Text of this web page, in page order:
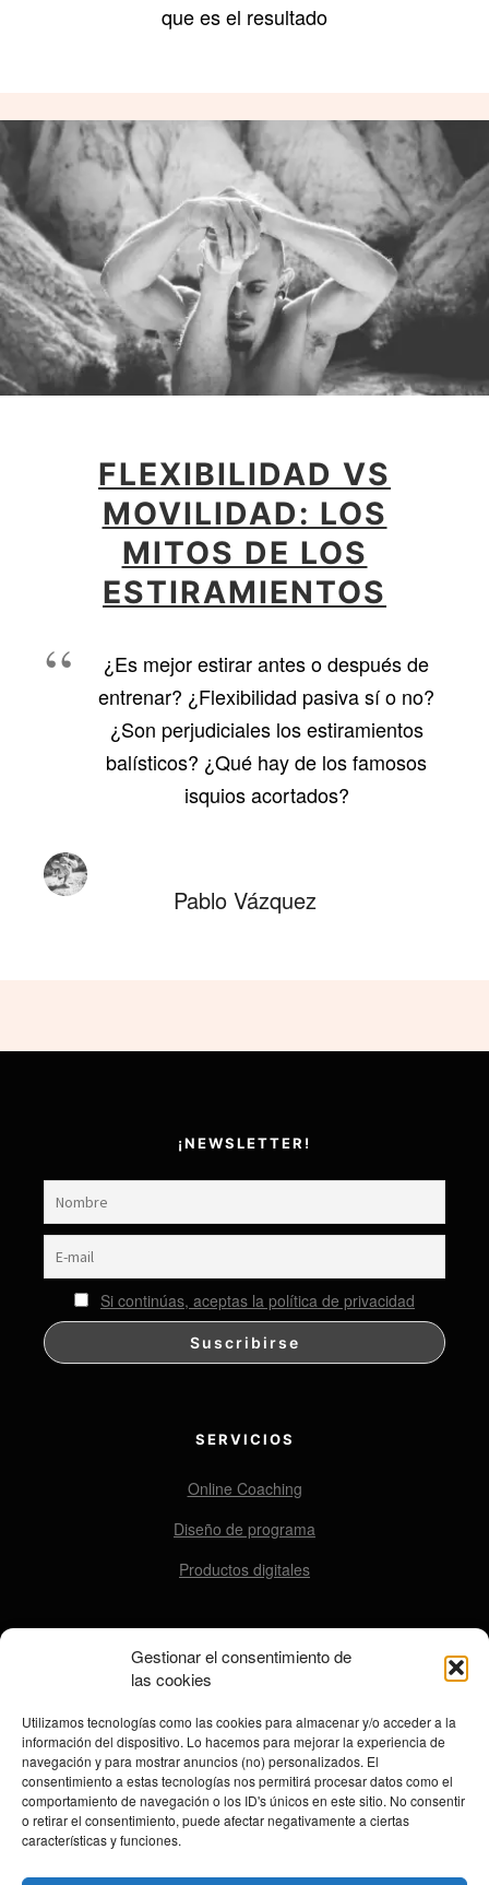
Gestionar el consentimiento de
las cookies
Utilizamos tecnologías como las cookies para almacenar y/o acceder a la
información del dispositivo. Lo hacemos para mejorar la experiencia de
navegación y para mostrar anuncios (no) personalizados. El
consentimiento a estas tecnologías nos permitirá procesar datos como el
comportamiento de navegación o los ID's únicos en este sitio. No consentir
o retirar el consentimiento, puede afectar negativamente a ciertas
características y funciones.
que es el resultado
FLEXIBILIDAD VS
MOVILIDAD: LOS
MITOS DE LOS
ESTIRAMIENTOS
¿Es mejor estirar antes o después de
entrenar? ¿Flexibilidad pasiva sí o no?
¿Son perjudiciales los estiramientos
balísticos? ¿Qué hay de los famosos
isquios acortados?
Pablo Vázquez
¡NEWSLETTER!
Si continúas, aceptas la política de privacidad
SERVICIOS
Online Coaching
Diseño de programa
Productos digitales
CONTACTO
REDES SOCIALES